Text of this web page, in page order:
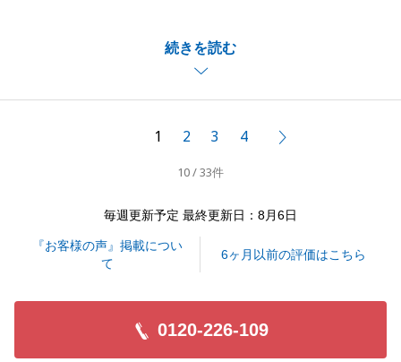
続きを読む
したが、無事決済を迎えられて一安心しております。
売却物件の引き渡しもしっかりと対応させていただき
ますのでよろしくお願いいたします。
閉じる
1 2 3 4
10 / 33件
毎週更新予定 最終更新日：8月6日
『お客様の声』掲載につい
て
6ヶ月以前の評価はこちら
0120-226-109